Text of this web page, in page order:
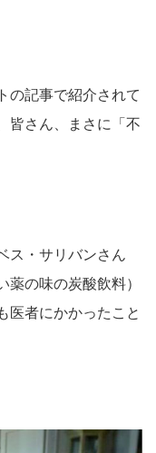
の記事で紹介されて
皆さん、まさに「不
ス・サリバンさん
の味の炭酸飲料）
医者にかかったこと